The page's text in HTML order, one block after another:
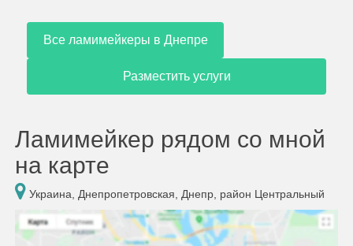
Все ламимейкеры в Днепре
Разместить услуги
Ламимейкер рядом со мной
на карте
Украина, Днепропетровская, Днепр, район Центральный